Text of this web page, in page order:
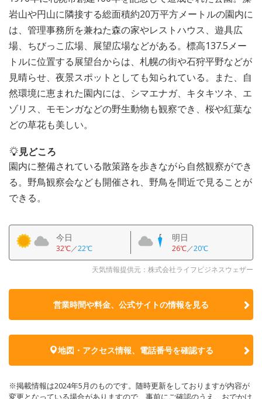
岩山や円山に隣接する総面積約20万平方メートルの園内に
は、管理事務所を兼ねた森の家やレストハウス、遊具広
場、ちびっこ広場、展望広場などがある。標高137.5メー
トルに位置する展望台からは、札幌の街や石狩平野などが
見晴らせ、夜景スポットとしても知られている。また、自
然環境に恵まれた園内には、シマエナガ、キタキツネ、エ
ゾリス、モモンガなどの野生動物も観察でき、桜や紅葉な
どの草花も美しい。
見どころ
園内に整備されている散策路を歩きながら自然観察ができ
る。野鳥観察会なども開催され、野鳥を間近で見ることが
できる。
今日
32℃／22℃
明日
26℃／20℃
天気情報提供元：株式会社ライフビジネスウェザー
営業時間や料金、公式サイトの情報を見る
地図・アクセス情報、電話番号を確認する
※掲載情報は2024年5月のものです。随時更新をしておりますが内容が
変更となっている場合がありますので、事前にご確認のうえ、おでかけ